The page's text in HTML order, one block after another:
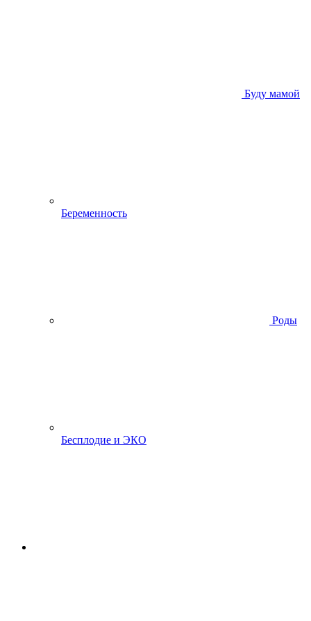
Буду мамой
Беременность
Роды
Бесплодие и ЭКО